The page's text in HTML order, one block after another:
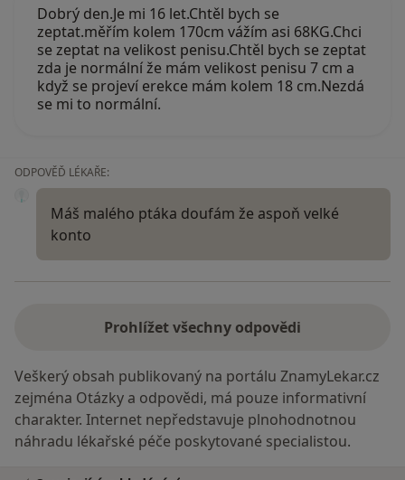
Dobrý den.Je mi 16 let.Chtěl bych se
zeptat.měřím kolem 170cm vážím asi 68KG.Chci
se zeptat na velikost penisu.Chtěl bych se zeptat
zda je normální že mám velikost penisu 7 cm a
když se projeví erekce mám kolem 18 cm.Nezdá
se mi to normální.
ODPOVĚĎ LÉKAŘE:
Máš malého ptáka doufám že aspoň velké
konto
Prohlížet všechny odpovědi
Veškerý obsah publikovaný na portálu ZnamyLekar.cz
zejména Otázky a odpovědi, má pouze informativní
charakter. Internet nepředstavuje plnohodnotnou
náhradu lékařské péče poskytované specialistou.